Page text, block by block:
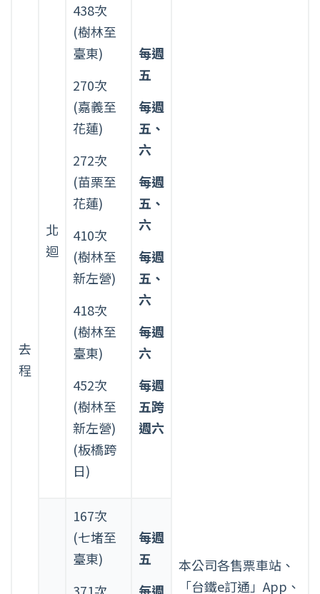
去
程
北
迴
438次
(樹林至
臺東)
270次
(嘉義至
花蓮)
272次
(苗栗至
花蓮)
410次
(樹林至
新左營)
418次
(樹林至
臺東)
452次
(樹林至
新左營)
(板橋跨
日)
每週
五
每週
五、
六
每週
五、
六
每週
五、
六
每週
六
每週
五跨
週六
本公司各售票車站、
「台鐵e訂通」App、
167次
(七堵至
臺東)
每週
五